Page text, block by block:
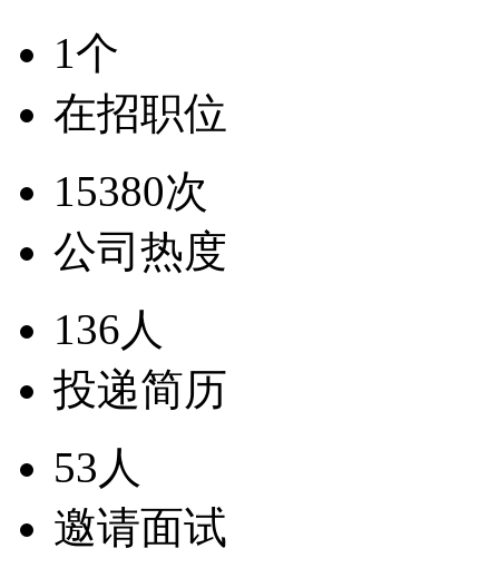
1个
在招职位
15380次
公司热度
136人
投递简历
53人
邀请面试